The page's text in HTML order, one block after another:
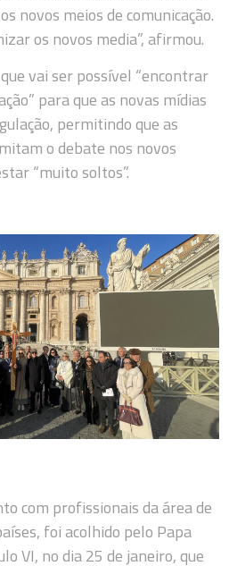
novos meios de comunicação.
os novos media”, afirmou.
vai ser possível “encontrar
para que as novas mídias
permitindo que as
o debate nos novos
“muito soltos”.
com profissionais da área de
foi acolhido pelo Papa
VI, no dia 25 de janeiro, que